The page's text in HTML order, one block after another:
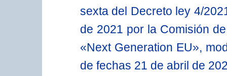
sexta del Decreto ley 4/
de 2021 por la Comisión
«Next Generation EU»,
de fechas 21 de abril de